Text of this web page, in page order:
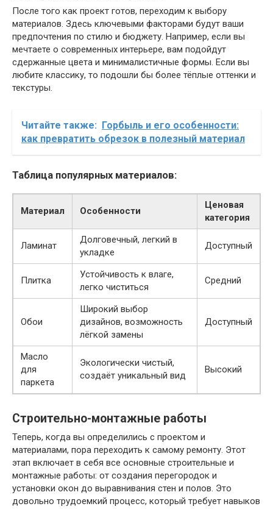
После того как проект готов, переходим к выбору
материалов. Здесь ключевыми факторами будут ваши
предпочтения по стилю и бюджету. Например, если вы
мечтаете о современных интерьере, вам подойдут
сдержанные цвета и минималистичные формы. Если вы
любите классику, то подошли бы более тёплые оттенки и
текстуры.
Читайте также: Горбыль и его особенности:
как превратить обрезок в полезный материал
Таблица популярных материалов:
Материал Особенности
Ценовая
категория
Ламинат
Долговечный, легкий в
укладке
Доступный
Плитка
Устойчивость к влаге,
легко чиститься
Средний
Обои
Широкий выбор
дизайнов, возможность
лёгкой замены
Доступный
Масло
для
паркета
Экологически чистый,
создаёт уникальный вид
Высокий
Строительно-монтажные работы
Теперь, когда вы определились с проектом и
материалами, пора переходить к самому ремонту. Этот
этап включает в себя все основные строительные и
монтажные работы: от создания перегородок и
установки окон до выравнивания стен и полов. Это
довольно трудоемкий процесс, который требует навыков